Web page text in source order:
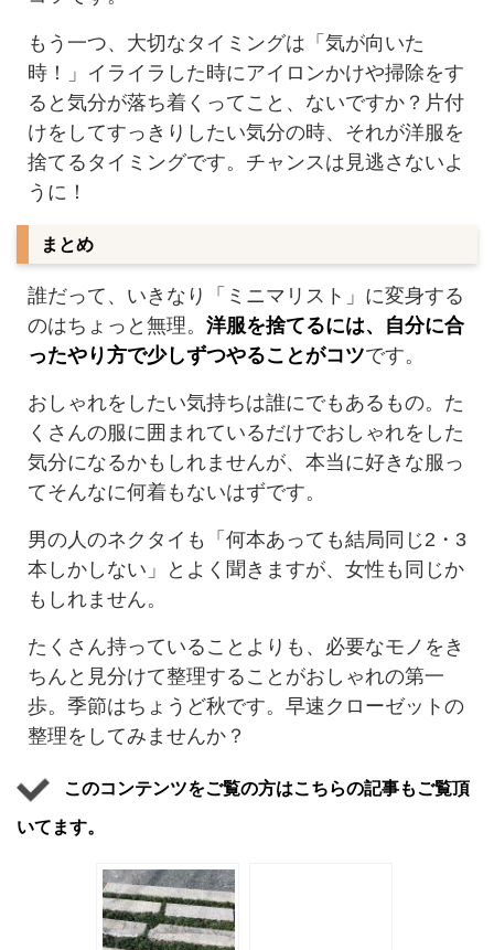
もう一つ、大切なタイミングは「気が向いた
時！」イライラした時にアイロンかけや掃除をす
ると気分が落ち着くってこと、ないですか？片付
けをしてすっきりしたい気分の時、それが洋服を
捨てるタイミングです。チャンスは見逃さないよ
うに！
まとめ
誰だって、いきなり「ミニマリスト」に変身する
のはちょっと無理。 洋服を捨てるには、自分に合
ったやり方で少しずつやることがコツです。
おしゃれをしたい気持ちは誰にでもあるもの。た
くさんの服に囲まれているだけでおしゃれをした
気分になるかもしれませんが、本当に好きな服っ
てそんなに何着もないはずです。
男の人のネクタイも「何本あっても結局同じ2・3
本しかしない」とよく聞きますが、女性も同じか
もしれません。
たくさん持っていることよりも、必要なモノをき
ちんと見分けて整理することがおしゃれの第一
歩。季節はちょうど秋です。早速クローゼットの
整理をしてみませんか？
このコンテンツをご覧の方はこちらの記事もご覧頂
いてます。